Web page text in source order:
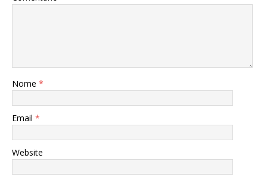
Nome *
Email *
Website